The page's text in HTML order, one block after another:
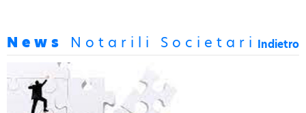
News Notarili Societari Indietro